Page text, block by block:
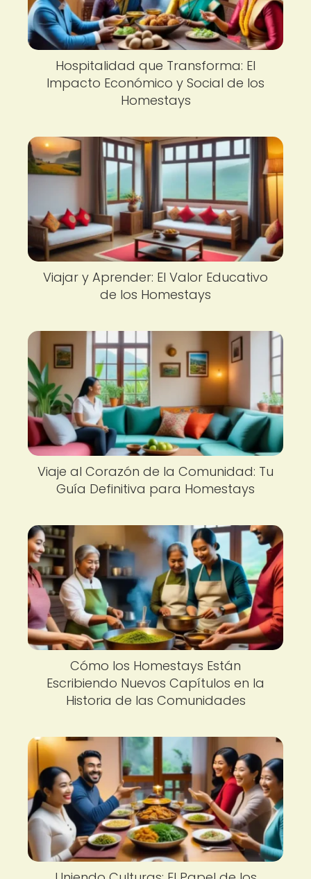
Hospitalidad que Transforma: El
Impacto Económico y Social de los
Homestays
Viajar y Aprender: El Valor Educativo
de los Homestays
Viaje al Corazón de la Comunidad: Tu
Guía Definitiva para Homestays
Cómo los Homestays Están
Escribiendo Nuevos Capítulos en la
Historia de las Comunidades